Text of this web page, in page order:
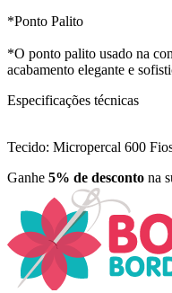
*Ponto Palito
*O ponto palito usado na
acabamento elegante e
Especificações técnicas
Tecido: Micropercal 600
Ganhe 5% de desconto na